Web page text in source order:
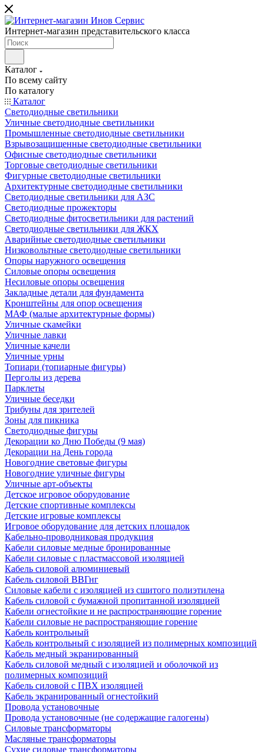
Интернет-магазин представительского класса
Каталог
По всему сайту
По каталогу
Каталог
Светодиодные светильники
Уличные светодиодные светильники
Промышленные светодиодные светильники
Взрывозащищенные светодиодные светильники
Офисные светодиодные светильники
Торговые светодиодные светильники
Фигурные светодиодные светильники
Архитектурные светодиодные светильники
Светодиодные светильники для АЗС
Светодиодные прожекторы
Светодиодные фитосветильники для растений
Светодиодные светильники для ЖКХ
Аварийные светодиодные светильники
Низковольтные светодиодные светильники
Опоры наружного освещения
Силовые опоры освещения
Несиловые опоры освещения
Закладные детали для фундамента
Кронштейны для опор освещения
МАФ (малые архитектурные формы)
Уличные скамейки
Уличные лавки
Уличные качели
Уличные урны
Топиари (топиарные фигуры)
Перголы из дерева
Парклеты
Уличные беседки
Трибуны для зрителей
Зоны для пикника
Светодиодные фигуры
Декорации ко Дню Победы (9 мая)
Декорации на День города
Новогодние световые фигуры
Новогодние уличные фигуры
Уличные арт-объекты
Детское игровое оборудование
Детские спортивные комплексы
Детские игровые комплексы
Игровое оборудование для детских площадок
Кабельно-проводниковая продукция
Кабели силовые медные бронированные
Кабели силовые с пластмассовой изоляцией
Кабель силовой алюминиевый
Кабель силовой ВВГнг
Силовые кабели с изоляцией из сшитого полиэтилена
Кабель силовой с бумажной пропитанной изоляцией
Кабели огнестойкие и не распространяющие горение
Кабели силовые не распространяющие горение
Кабель контрольный
Кабель контрольный с изоляцией из полимерных композиций
Кабель медный экранированный
Кабель силовой медный с изоляцией и оболочкой из
полимерных композиций
Кабель силовой с ПВХ изоляцией
Кабель экранированный огнестойкий
Провода установочные
Провода установочные (не содержащие галогены)
Силовые трансформаторы
Масляные трансформаторы
Сухие силовые трансформаторы